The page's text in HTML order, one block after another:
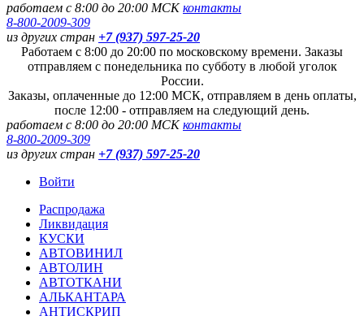
работаем с 8:00 до 20:00 МСКконтакты
8-800-2009-309
из других стран +7 (937) 597-25-20
Работаем с 8:00 до 20:00 по московскому времени. Заказы
отправляем с понедельника по субботу в любой уголок
России.
Заказы, оплаченные до 12:00 МСК, отправляем в день оплаты,
после 12:00 - отправляем на следующий день.
работаем с 8:00 до 20:00 МСКконтакты
8-800-2009-309
из других стран +7 (937) 597-25-20
Войти
Распродажа
Ликвидация
КУСКИ
АВТОВИНИЛ
АВТОЛИН
АВТОТКАНИ
АЛЬКАНТАРА
АНТИСКРИП